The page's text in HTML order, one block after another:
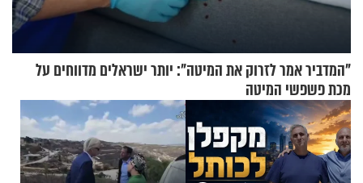
"המדביר אמר לזרוק את המיטה": יותר ישראלים מדווחים על
מכת פשפשי המיטה